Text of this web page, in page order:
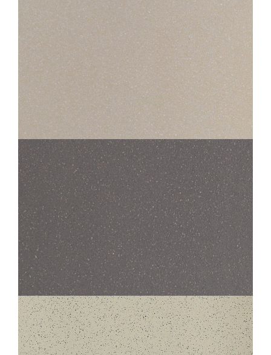
STANDARD EVOLUTION
600 EVOLUTION GRIS CLAIR
45X45 30X30
STANDARD EVOLUTION
700 EVOLUTION GRIS FONCÉ
45X45 30X30